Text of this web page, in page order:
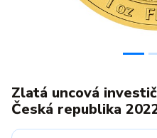
Zlatá uncová
Česká republika